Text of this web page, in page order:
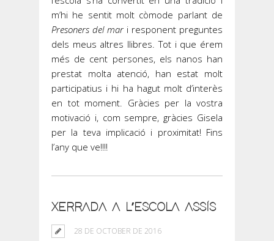
m’hi he sentit molt còmode parlant de
Presoners del mar i responent preguntes
dels meus altres llibres. Tot i que érem
més de cent persones, els nanos han
prestat molta atenció, han estat molt
participatius i hi ha hagut molt d’interès
en tot moment. Gràcies per la vostra
motivació i, com sempre, gràcies Gisela
per la teva implicació i proximitat! Fins
l’any que ve!!!!
XERRADA A L’ESCOLA ASSÍS
28 DE OCTOBER DE 2016